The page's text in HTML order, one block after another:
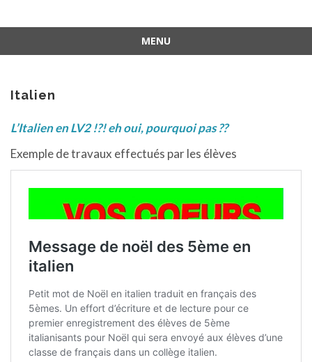
MENU
contenu
Italien
L’Italien en LV2 !?! eh oui, pourquoi pas ??
Exemple de travaux effectués par les élèves